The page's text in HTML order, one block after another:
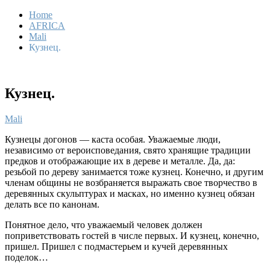
Home
AFRICA
Mali
Кузнец.
Кузнец.
Mali
Кузнецы догонов — каста особая. Уважаемые люди,
независимо от вероисповедания, свято хранящие традиции
предков и отображающие их в дереве и металле. Да, да:
резьбой по дереву занимается тоже кузнец. Конечно, и другим
членам общины не возбраняется выражать свое творчество в
деревянных скульптурах и масках, но именно кузнец обязан
делать все по канонам.
Понятное дело, что уважаемый человек должен
поприветствовать гостей в числе первых. И кузнец, конечно,
пришел. Пришел с подмастерьем и кучей деревянных
поделок…